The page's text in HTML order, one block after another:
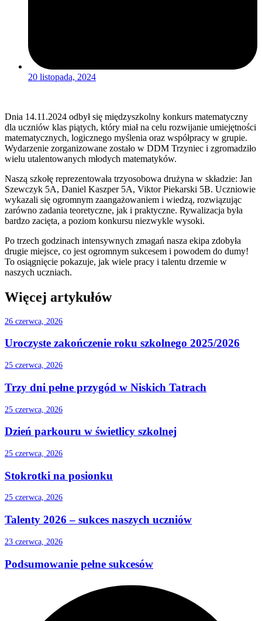
20 listopada, 2024
Dnia 14.11.2024 odbył się międzyszkolny konkurs matematyczny
dla uczniów klas piątych, który miał na celu rozwijanie umiejętności
matematycznych, logicznego myślenia oraz współpracy w grupie.
Wydarzenie zorganizowane zostało w DDM Trzyniec i zgromadziło
wielu utalentowanych młodych matematyków.
Naszą szkołę reprezentowała trzyosobowa drużyna w składzie: Jan
Szewczyk 5A, Daniel Kaszper 5A, Viktor Piekarski 5B. Uczniowie
wykazali się ogromnym zaangażowaniem i wiedzą, rozwiązując
zarówno zadania teoretyczne, jak i praktyczne. Rywalizacja była
bardzo zacięta, a poziom konkursu niezwykle wysoki.
Po trzech godzinach intensywnych zmagań nasza ekipa zdobyła
drugie miejsce, co jest ogromnym sukcesem i powodem do dumy!
To osiągnięcie pokazuje, jak wiele pracy i talentu drzemie w
naszych uczniach.
Więcej artykułów
26 czerwca, 2026
Uroczyste zakończenie roku szkolnego 2025/2026
25 czerwca, 2026
Trzy dni pełne przygód w Niskich Tatrach
25 czerwca, 2026
Dzień parkouru w świetlicy szkolnej
25 czerwca, 2026
Stokrotki na posionku
25 czerwca, 2026
Talenty 2026 – sukces naszych uczniów
23 czerwca, 2026
Podsumowanie pełne sukcesów